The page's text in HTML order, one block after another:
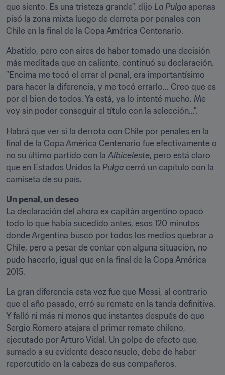
que siento. Es una tristeza grande", dijo La Pulga apenas
pisó la zona mixta luego de derrota por penales con
Chile en la final de la Copa América Centenario.
Abatido, pero con aires de haber tomado una decisión
más meditada que en caliente, continuó su declaración.
"Encima me tocó el errar el penal, era importantísimo
para hacer la diferencia, y me tocó errarlo... Creo que es
por el bien de todos. Ya está, ya lo intenté mucho. Me
voy sin poder conseguir el título con la selección...".
Habrá que ver si la derrota con Chile por penales en la
final de la Copa América Centenario fue efectivamente o
no su último partido con la Albiceleste, pero está claro
que en Estados Unidos la Pulga cerró un capítulo con la
camiseta de su país.
Un penal, un deseo
La declaración del ahora ex capitán argentino opacó
todo lo que había sucedido antes, esos 120 minutos
donde Argentina buscó por todos los medios quebrar a
Chile, pero a pesar de contar con alguna situación, no
pudo hacerlo, igual que en la final de la Copa América
2015.
La gran diferencia esta vez fue que Messi, al contrario
que el año pasado, erró su remate en la tanda definitiva.
Y falló ni más ni menos que instantes después de que
Sergio Romero atajara el primer remate chileno,
ejecutado por Arturo Vidal. Un golpe de efecto que,
sumado a su evidente desconsuelo, debe de haber
repercutido en la cabeza de sus compañeros.